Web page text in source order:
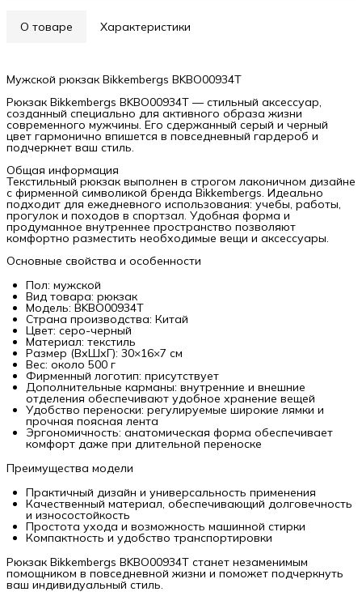
О товаре Характеристики
Мужской рюкзак Bikkembergs BKBO00934T
Рюкзак Bikkembergs BKBO00934T — стильный аксессуар,
созданный специально для активного образа жизни
современного мужчины. Его сдержанный серый и черный
цвет гармонично впишется в повседневный гардероб и
подчеркнет ваш стиль.
Общая информация
Текстильный рюкзак выполнен в строгом лаконичном дизайне
с фирменной символикой бренда Bikkembergs. Идеально
подходит для ежедневного использования: учебы, работы,
прогулок и походов в спортзал. Удобная форма и
продуманное внутреннее пространство позволяют
комфортно разместить необходимые вещи и аксессуары.
Основные свойства и особенности
Пол: мужской
Вид товара: рюкзак
Модель: BKBO00934T
Страна производства: Китай
Цвет: серо-черный
Материал: текстиль
Размер (ВхШхГ): 30×16×7 см
Вес: около 500 г
Фирменный логотип: присутствует
Дополнительные карманы: внутренние и внешние
отделения обеспечивают удобное хранение вещей
Удобство переноски: регулируемые широкие лямки и
прочная поясная лента
Эргономичность: анатомическая форма обеспечивает
комфорт даже при длительной переноске
Преимущества модели
Практичный дизайн и универсальность применения
Качественный материал, обеспечивающий долговечность
и износостойкость
Простота ухода и возможность машинной стирки
Компактность и удобство транспортировки
Рюкзак Bikkembergs BKBO00934T станет незаменимым
помощником в повседневной жизни и поможет подчеркнуть
ваш индивидуальный стиль.